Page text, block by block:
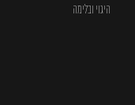
היגוי ובלימה